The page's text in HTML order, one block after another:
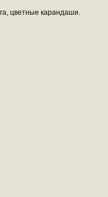
цветные карандаши.